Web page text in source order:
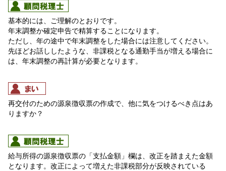
基本的には、ご理解のとおりです。
年末調整か確定申告で精算することになります。
ただし、年の途中で年末調整をした場合には注意してください。
先ほどお話ししたような、非課税となる通勤手当が増える場合に
は、年末調整の再計算が必要となります。
再交付のための源泉徴収票の作成で、他に気をつけるべき点はあ
りますか？
給与所得の源泉徴収票の「支払金額」欄は、改正を踏まえた金額
となります。改正によって増えた非課税部分が反映されている